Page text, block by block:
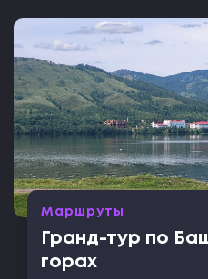
Маршруты
Гранд-тур по
горах